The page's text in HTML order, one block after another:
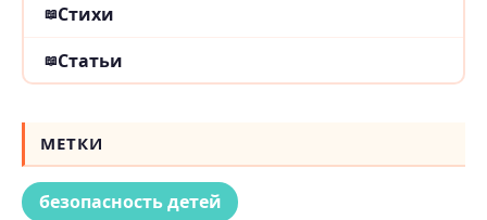
Стихи
Статьи
МЕТКИ
безопасность детей